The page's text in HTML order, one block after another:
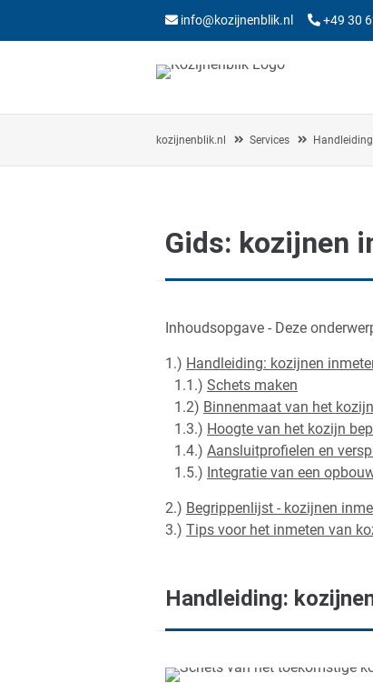
info@kozijnenblik.nl +49 30
kozijnenblik.nl Services
Gids: kozijnen
Inhoudsopgave - Deze
1.) Handleiding: kozijnen
1.1.) Schets maken
1.2) Binnenmaat van het
1.3.) Hoogte van het kozijn
1.4.) Aansluitprofielen en
1.5.) Integratie van een
2.) Begrippenlijst - kozijnen
3.) Tips voor het inmeten van
Handleiding: